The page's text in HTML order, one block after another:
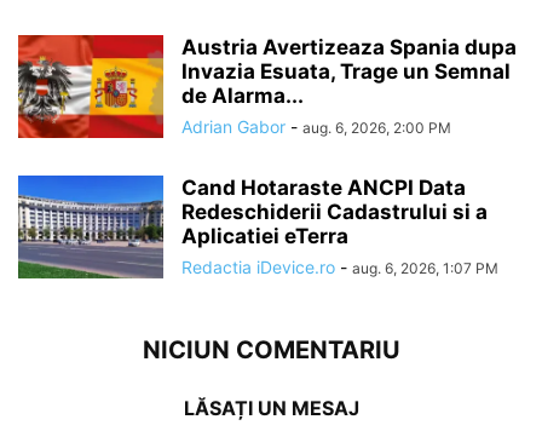
Austria Avertizeaza Spania dupa
Invazia Esuata, Trage un Semnal
de Alarma...
Adrian Gabor - aug. 6, 2026, 2:00 PM
Cand Hotaraste ANCPI Data
Redeschiderii Cadastrului si a
Aplicatiei eTerra
Redactia iDevice.ro - aug. 6, 2026, 1:07 PM
NICIUN COMENTARIU
LĂSAȚI UN MESAJ